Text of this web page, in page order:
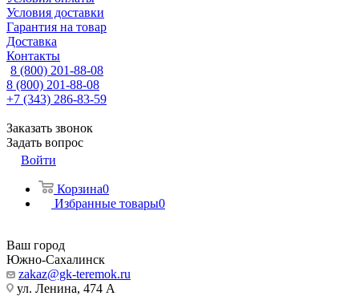
Условия доставки
Гарантия на товар
Доставка
Контакты
8 (800) 201-88-08
8 (800) 201-88-08
+7 (343) 286-83-59
Заказать звонок
Задать вопрос
Войти
Корзина0
Избранные товары0
Ваш город
Южно-Сахалинск
zakaz@gk-teremok.ru
ул. Ленина, 474 А